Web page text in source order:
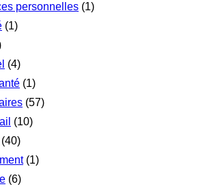
personnelles (1)
(1)
(4)
(1)
(57)
(10)
(40)
(1)
(6)